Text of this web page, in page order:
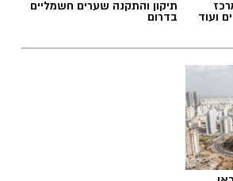
ייחודית לבני משפחה המטפלים
ועוד
תיקון והתקנה שערים חשמליים
בדרום